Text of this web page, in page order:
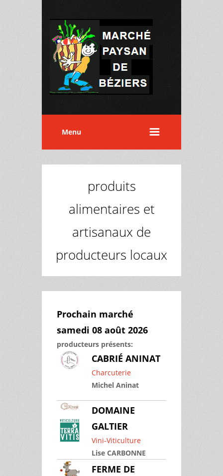
Menu
produits
alimentaires et
artisanaux de
producteurs locaux
Prochain marché
samedi 08 août 2026
producteurs présents:
CABRIÉ ANINAT
Charcuterie
Michel Aninat
DOMAINE
GALTIER
Vini-Viticulture
Lise CARBONNE
FERME DE